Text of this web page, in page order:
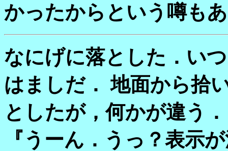
かったからという噂も
なにげに落とした．い
はましだ． 地面から拾
としたが，何かが違う．
『うーん．うっ？表示